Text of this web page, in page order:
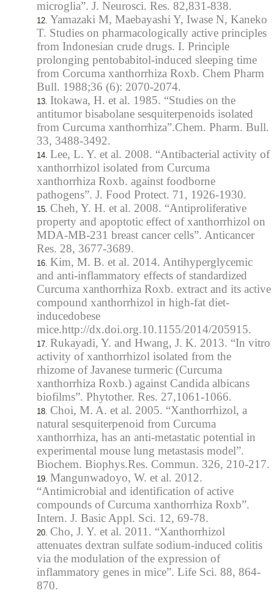
microglia”. J. Neurosci. Res. 82,831-838.
Yamazaki M, Maebayashi Y, Iwase N, Kaneko
T. Studies on pharmacologically active principles
from Indonesian crude drugs. I. Principle
prolonging pentobabitol-induced sleeping time
from Corcuma xanthorrhiza Roxb. Chem Pharm
Bull. 1988;36 (6): 2070-2074.
Itokawa, H. et al. 1985. “Studies on the
antitumor bisabolane sesquiterpenoids isolated
from Curcuma xanthorrhiza”.Chem. Pharm. Bull.
33, 3488-3492.
Lee, L. Y. et al. 2008. “Antibacterial activity of
xanthorrhizol isolated from Curcuma
xanthorrhiza Roxb. against foodborne
pathogens”. J. Food Protect. 71, 1926-1930.
Cheh, Y. H. et al. 2008. “Antiproliferative
property and apoptotic effect of xanthorrhizol on
MDA-MB-231 breast cancer cells”. Anticancer
Res. 28, 3677-3689.
Kim, M. B. et al. 2014. Antihyperglycemic
and anti-inflammatory effects of standardized
Curcuma xanthorrhiza Roxb. extract and its active
compound xanthorrhizol in high-fat diet-
inducedobese
mice.http://dx.doi.org.10.1155/2014/205915.
Rukayadi, Y. and Hwang, J. K. 2013. “In vitro
activity of xanthorrhizol isolated from the
rhizome of Javanese turmeric (Curcuma
xanthorrhiza Roxb.) against Candida albicans
biofilms”. Phytother. Res. 27,1061-1066.
Choi, M. A. et al. 2005. “Xanthorrhizol, a
natural sesquiterpenoid from Curcuma
xanthorrhiza, has an anti-metastatic potential in
experimental mouse lung metastasis model”.
Biochem. Biophys.Res. Commun. 326, 210-217.
Mangunwadoyo, W. et al. 2012.
“Antimicrobial and identification of active
compounds of Curcuma xanthorrhiza Roxb”.
Intern. J. Basic Appl. Sci. 12, 69-78.
Cho, J. Y. et al. 2011. “Xanthorrhizol
attenuates dextran sulfate sodium-induced colitis
via the modulation of the expression of
inflammatory genes in mice”. Life Sci. 88, 864-
870.